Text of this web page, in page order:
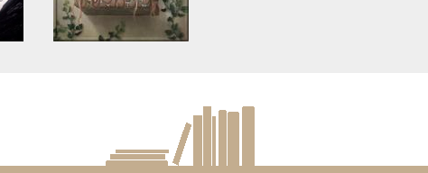
include/article/show.php
keedkean.com/public_html/include/article/show.php
will throw an Error in a future
/home/keedkean/domains/keedkean.com/public_html/include/